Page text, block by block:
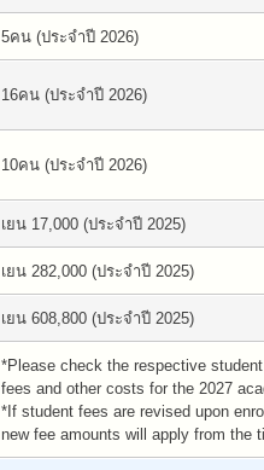
5คน (ประจำปี 2026)
16คน (ประจำปี 2026)
10คน (ประจำปี 2026)
เยน 17,000 (ประจำปี 2025)
เยน 282,000 (ประจำปี 2025)
เยน 608,800 (ประจำปี 2025)
*Please check the respective
fees and other costs for the 2027
*If student fees are revised upon
new fee amounts will apply from the